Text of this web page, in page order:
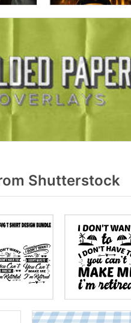
Shutterstock